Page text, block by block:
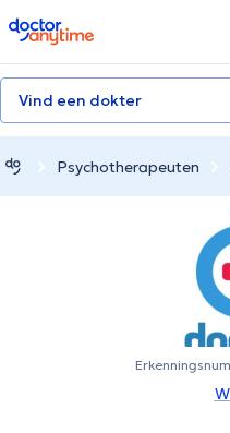
doctoranytime
Vind een dokter
Psychotherapeuten